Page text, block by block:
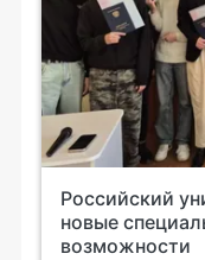
Российский
новые
возможности